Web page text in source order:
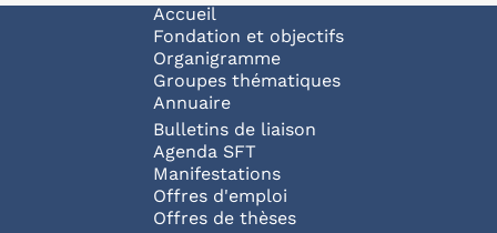
Navigation principale
Accueil
Fondation et objectifs
Organigramme
Groupes thématiques
Annuaire
Bulletins de liaison
Agenda SFT
Manifestations
Offres d'emploi
Offres de thèses